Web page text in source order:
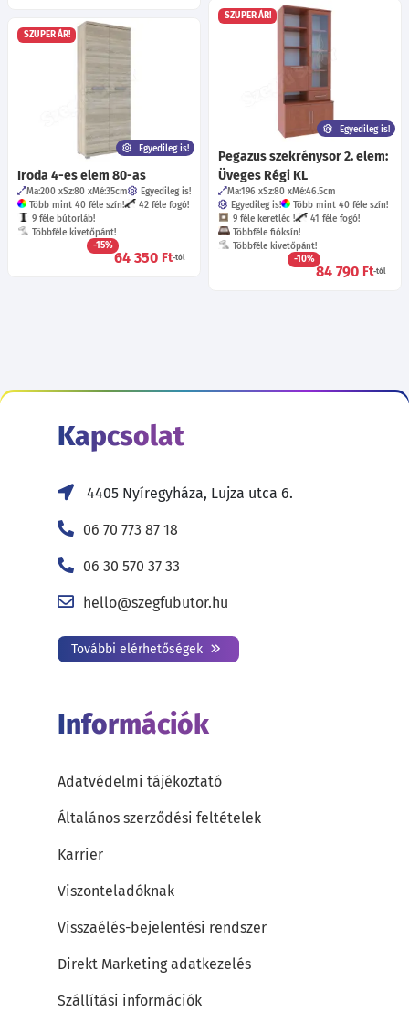
SZUPER ÁR!
Egyedileg is!
Pegazus szekrénysor 2. elem:
Üveges Régi KL
Ma:196 Sz:80 Mé:46.5cm
Egyedileg is!
Több mint 40 féle szín!
9 féle keretléc !
41 féle fogó!
Többféle fióksín!
Többféle kivetőpánt!
-10%
84 790 Ft-tól
SZUPER ÁR!
Egyedileg is!
Iroda 4-es elem 80-as
Ma:200 Sz:80 Mé:35cm
Egyedileg is!
Több mint 40 féle szín!
42 féle fogó!
9 féle bútorláb!
Többféle kivetőpánt!
-15%
64 350 Ft-tól
Kapcsolat
4405 Nyíregyháza, Lujza utca 6.
06 70 773 87 18
06 30 570 37 33
hello@szegfubutor.hu
További elérhetőségek
Információk
Adatvédelmi tájékoztató
Általános szerződési feltételek
Karrier
Viszonteladóknak
Visszaélés-bejelentési rendszer
Direkt Marketing adatkezelés
Szállítási információk